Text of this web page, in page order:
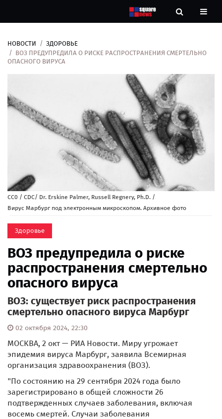
Новости
Рубрики
Контакты
НОВОСТИ
ЗДОРОВЬЕ
ВОЗ ПРЕДУПРЕДИЛА О РИСКЕ РАСПРОСТРАНЕНИЯ СМЕРТЕЛЬНО
ОПАСНОГО ВИРУСА
CC0 / CDC/ Dr. Erskine Palmer, Russell Regnery, Ph.D. /
Вирус Марбург под электронным микроскопом. Архивное фото
Здоровье
ВОЗ предупредила о риске
распространения смертельно
опасного вируса
ВОЗ: существует риск распространения
смертельно опасного вируса Марбург
02 октября 2024, 22:30
МОСКВА, 2 окт — РИА Новости. Миру угрожает
эпидемия вируса Марбург, заявила Всемирная
организация здравоохранения (ВОЗ).
"По состоянию на 29 сентября 2024 года было
зарегистрировано в общей сложности 26
подтвержденных случаев заболевания, включая
восемь смертей. Случаи заболевания